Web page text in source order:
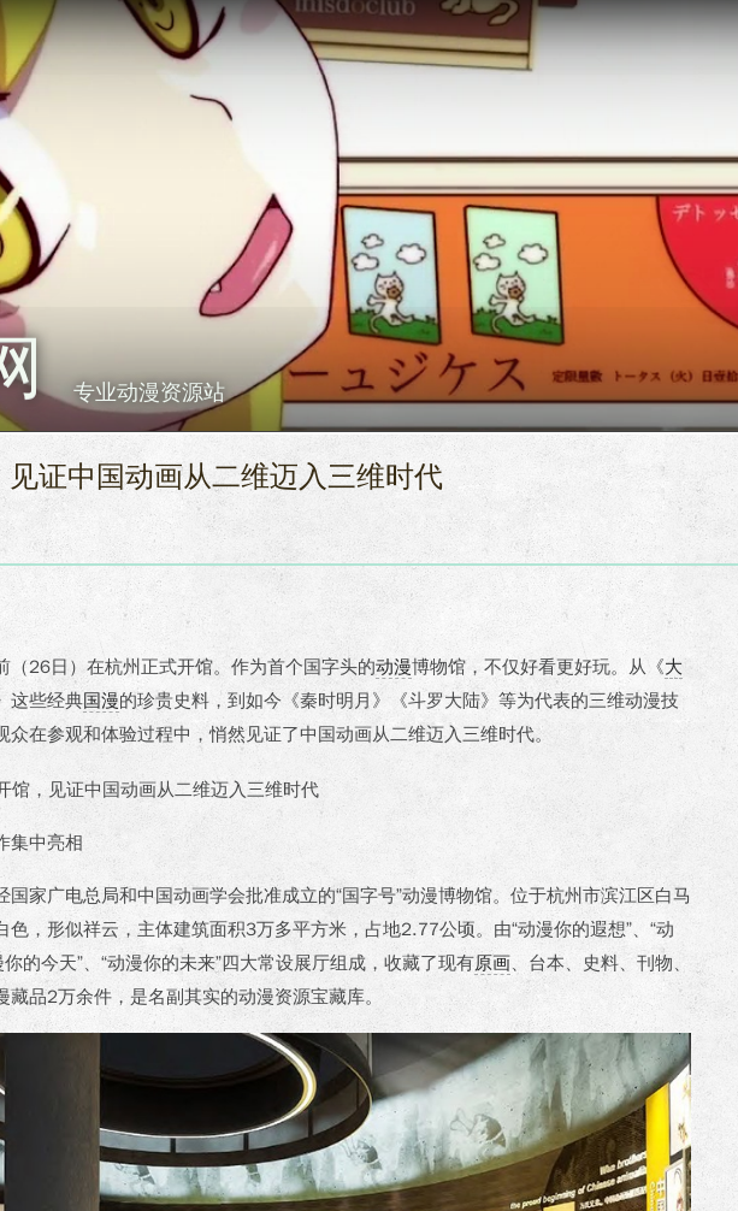
专业动漫资源站
证中国动画从二维迈入三维时代
（26日）在杭州正式开馆。作为首个国字头的动漫博物馆，不仅好看更好玩。从《大
这些经典国漫的珍贵史料，到如今《秦时明月》《斗罗大陆》等为代表的三维动漫技
众在参观和体验过程中，悄然见证了中国动画从二维迈入三维时代。
集中亮相
国家广电总局和中国动画学会批准成立的“国字号”动漫博物馆。位于杭州市滨江区白马
色，形似祥云，主体建筑面积3万多平方米，占地2.77公顷。由“动漫你的遐想”、“动
你的今天”、“动漫你的未来”四大常设展厅组成，收藏了现有原画、台本、史料、刊物、
藏品2万余件，是名副其实的动漫资源宝藏库。